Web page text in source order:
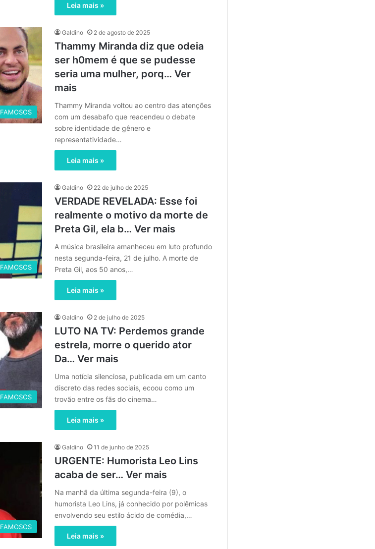
Leia mais »
FAMOSOS
Galdino 2 de agosto de 2025
Thammy Miranda diz que odeia
ser h0mem é que se pudesse
seria uma mulher, porq… Ver
mais
Thammy Miranda voltou ao centro das atenções
com um desabafo que reacendeu o debate
sobre identidade de gênero e
representatividade…
Leia mais »
FAMOSOS
Galdino 22 de julho de 2025
VERDADE REVELADA: Esse foi
realmente o motivo da morte de
Preta Gil, ela b… Ver mais
A música brasileira amanheceu em luto profundo
nesta segunda-feira, 21 de julho. A morte de
Preta Gil, aos 50 anos,…
Leia mais »
FAMOSOS
Galdino 2 de julho de 2025
LUTO NA TV: Perdemos grande
estrela, morre o querido ator
Da… Ver mais
Uma notícia silenciosa, publicada em um canto
discreto das redes sociais, ecoou como um
trovão entre os fãs do cinema…
Leia mais »
FAMOSOS
Galdino 11 de junho de 2025
URGENTE: Humorista Leo Lins
acaba de ser… Ver mais
Na manhã da última segunda-feira (9), o
humorista Leo Lins, já conhecido por polêmicas
envolvendo seu estilo ácido de comédia,…
Leia mais »